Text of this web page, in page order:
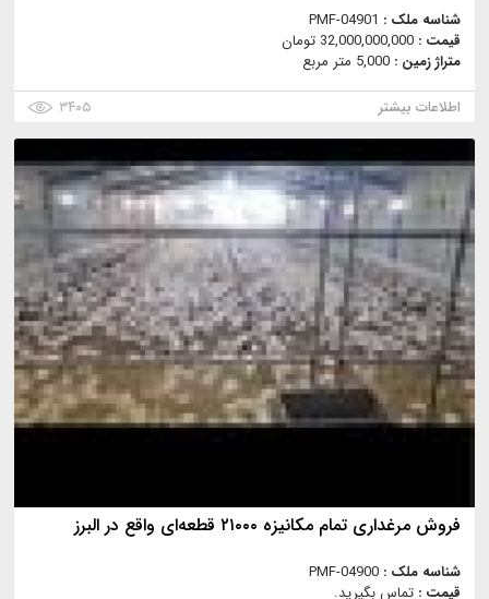
شناسه ملک : PMF-04901
قیمت : 32,000,000,000 تومان
متراژ زمین : 5,000 متر مربع
اطلاعات بیشتر
۳۴۰۵
فروش مرغداری تمام مکانیزه ۲۱۰۰۰ قطعه‌ای واقع در البرز
شناسه ملک : PMF-04900
قیمت : تماس بگیرید.